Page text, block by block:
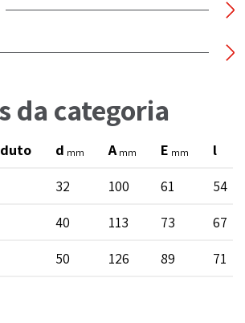
da categoria
d mm A mm E mm
l
32 100 61
54
40 113 73
67
50 126 89 71